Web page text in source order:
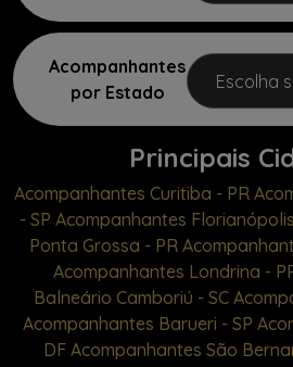
Acompanhantes
por Estado
Principais
Acompanhantes Curitiba - PR
- SP Acompanhantes
Ponta Grossa - PR
Acompanhantes Londrina -
Balneário Camboriú - SC
Acompanhantes Barueri - SP
DF Acompanhantes São